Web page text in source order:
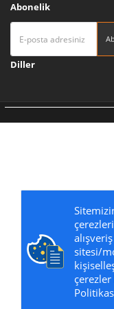
Abonelik
Diller
sitesi/